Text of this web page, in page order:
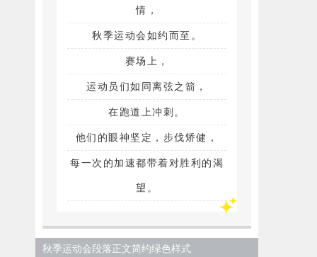
情，
秋季运动会如约而至。
赛场上，
运动员们如同离弦之箭，
在跑道上冲刺。
他们的眼神坚定，步伐矫健，
每一次的加速都带着对胜利的渴
望。
秋季运动会段落正文简约绿色样式